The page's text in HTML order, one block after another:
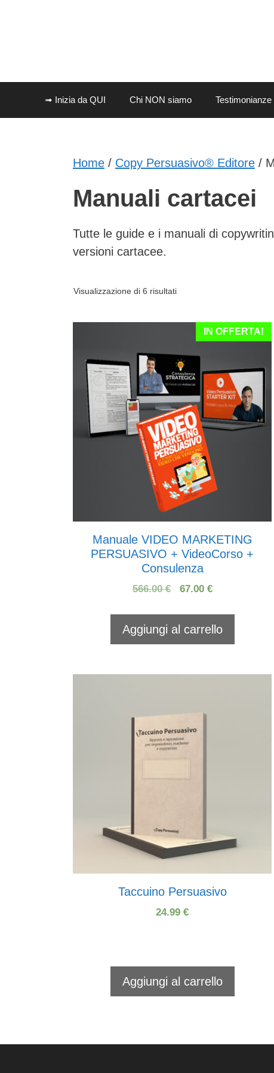
➟ Inizia da QUI Chi NON siamo Testimonianze
Home / Copy Persuasivo® Editore /
Manuali cartacei
Tutte le guide e i manuali di
versioni cartacee.
Visualizzazione di 6 risultatiPrezzo:
IN OFFERTA!
Manuale VIDEO MARKETING
PERSUASIVO + VideoCorso +
Consulenza
566.00€
Il
originale
era:
566.00 €.
67.00 €Il
attuale
è:
67.00 €.
Aggiungi al carrello
Taccuino Persuasivo
24.99€
Aggiungi al carrello